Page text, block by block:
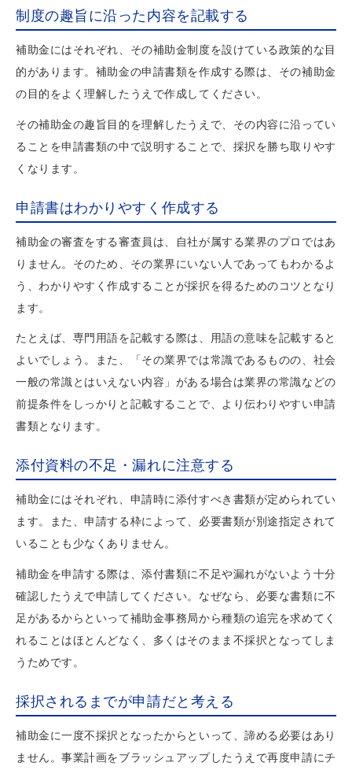
制度の趣旨に沿った内容を記載する
補助金にはそれぞれ、その補助金制度を設けている政策的な目
的があります。補助金の申請書類を作成する際は、その補助金
の目的をよく理解したうえで作成してください。
その補助金の趣旨目的を理解したうえで、その内容に沿ってい
ることを申請書類の中で説明することで、採択を勝ち取りやす
くなります。
申請書はわかりやすく作成する
補助金の審査をする審査員は、自社が属する業界のプロではあ
りません。そのため、その業界にいない人であってもわかるよ
う、わかりやすく作成することが採択を得るためのコツとなり
ます。
たとえば、専門用語を記載する際は、用語の意味を記載すると
よいでしょう。また、「その業界では常識であるものの、社会
一般の常識とはいえない内容」がある場合は業界の常識などの
前提条件をしっかりと記載することで、より伝わりやすい申請
書類となります。
添付資料の不足・漏れに注意する
補助金にはそれぞれ、申請時に添付すべき書類が定められてい
ます。また、申請する枠によって、必要書類が別途指定されて
いることも少なくありません。
補助金を申請する際は、添付書類に不足や漏れがないよう十分
確認したうえで申請してください。なぜなら、必要な書類に不
足があるからといって補助金事務局から種類の追完を求めてく
れることはほとんどなく、多くはそのまま不採択となってしま
うためです。
採択されるまでが申請だと考える
補助金に一度不採択となったからといって、諦める必要はあり
ません。事業計画をブラッシュアップしたうえで再度申請にチ